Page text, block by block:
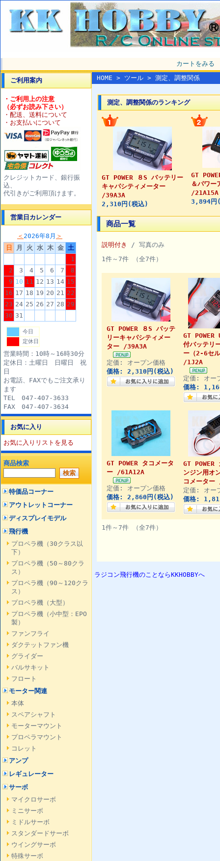
カートをみる
ご利用案内
・ご利用上の注意
（必ずお読み下さい）
・配送、送料について
・お支払いについて
クレジットカード、銀行振
込、
代引きがご利用頂けます。
営業日カレンダー
＜ 2026年8月 ＞
日
月 火 水 木 金 土
1
2
3 4 5 6 7
8
9 10 11 12 13 14 15
16 17 18 19 20 21 22
23 24 25 26 27 28 29
30 31
今日
定休日
営業時間：10時～16時30分
定休日：土曜日 日曜日 祝
日
お電話、FAXでもご注文承り
ます
TEL 047-407-3633
FAX 047-407-3634
お気に入り
お気に入りリストを見る
商品検索
特価品コーナー
アウトレットコーナー
ディスプレイモデル
飛行機
プロペラ機（30クラス以
下）
プロペラ機（50～80クラ
ス）
プロペラ機（90～120クラ
ス）
プロペラ機（大型）
プロペラ機（小中型：EPO
製）
ファンフライ
ダクテットファン機
グライダー
バルサキット
フロート
モーター関連
本体
スペアシャフト
モーターマウント
プロペラマウント
コレット
アンプ
レギュレーター
サーボ
マイクロサーボ
ミニサーボ
ミドルサーボ
スタンダードサーボ
ウイングサーボ
特殊サーボ
HOME > ツール > 測定、調整関係
測定、調整関係のランキング
GT POWER ８S バッテリー
キャパシティメーター
/39A3A
2,310円(税込)
GT
＆パワー
/21A15A
3,894円
商品一覧
説明付き
/ 写真のみ
1件～7件 （全7件）
GT POWER ８S バッテ
リーキャパシティメー
ター /39A3A
定価: オープン価格
価格: 2,310円(税込)
GT POWER
付バッテリ
ー（2-6セ
/1J2A
定価: オー
価格:
GT POWER タコメータ
ー /61A12A
定価: オープン価格
価格: 2,860円(税込)
GT POWER
ンジン用オ
コメーター
定価: オー
価格:
1件～7件 （全7件）
ラジコン飛行機のことならKKHOBBYへ